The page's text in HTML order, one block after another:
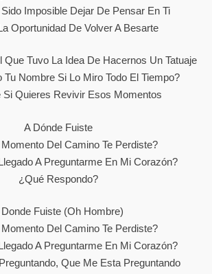
Imposible Dejar De Pensar En Ti
Oportunidad De Volver A Besarte
Que Tuvo La Idea De Hacernos Un Tatuaje
Tu Nombre Si Lo Miro Todo El Tiempo?
Si Quieres Revivir Esos Momentos
A Dónde Fuiste
Del Camino Te Perdiste?
A Preguntarme En Mi Corazón?
¿Qué Respondo?
Donde Fuiste (oh Hombre)
Del Camino Te Perdiste?
A Preguntarme En Mi Corazón?
Que Me Esta Preguntando